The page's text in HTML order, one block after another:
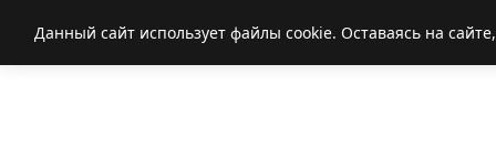
Данный сайт использует файлы cookie. Оставаясь на